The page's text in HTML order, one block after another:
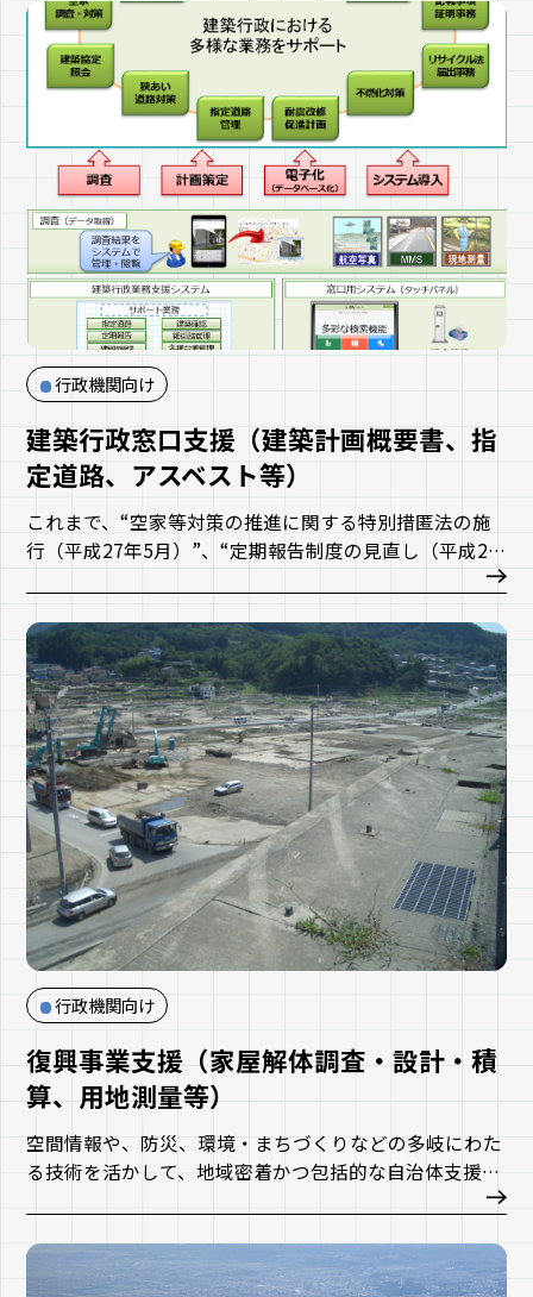
新技術の活用を国土交通省が推進しており、「画像によ
るRC床版の点検記録システム」を開発しています。
また、橋梁点検に当社が保有する3次元空間情報技術を
活用する取り組みをしています。
行政機関向け
建築行政窓口支援（建築計画概要書、指
定道路、アスベスト等）
これまで、“空家等対策の推進に関する特別措匿法の施
行（平成27年5月）”、“定期報告制度の見直し（平成28
年6月）”など、 地方公共団体（建築行政）においてその
法（令和5年5月）”により、行政のデジタル化に関する
基本原則等が示されました。
当社では、行政手続オンライン化も含めたこれらの対応
に向け、建築行政を総合的にサポートするソリューショ
ンを提供します。
行政機関向け
復興事業支援（家屋解体調査・設計・積
算、用地測量等）
空間情報や、防災、環境・まちづくりなどの多岐にわた
る技術を活かして、地域密着かつ包括的な自治体支援、